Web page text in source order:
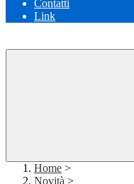
Contatti
Link
Home >
Novità >